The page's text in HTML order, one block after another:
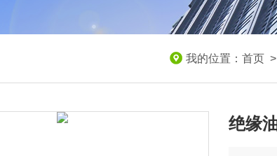
我的位置： 首页 >
绝缘